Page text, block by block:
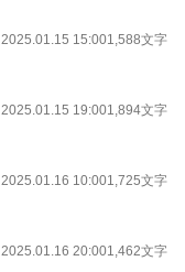
2025.01.15 15:001,588文字
2025.01.15 19:001,894文字
2025.01.16 10:001,725文字
2025.01.16 20:001,462文字